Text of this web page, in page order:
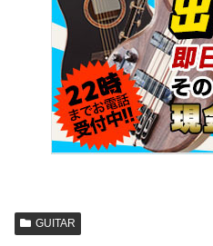
GUITAR